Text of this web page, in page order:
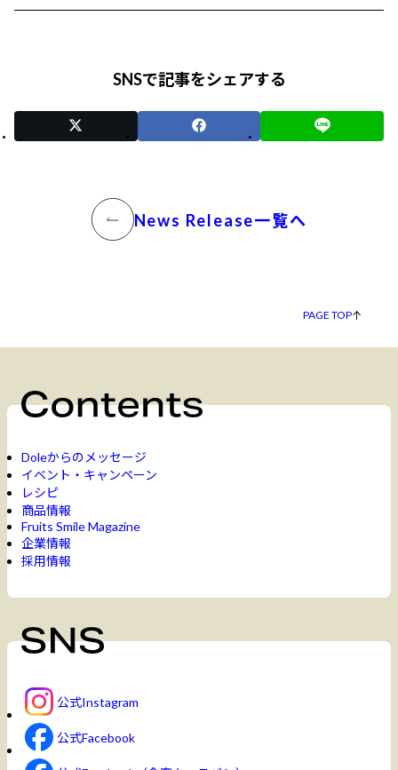
SNSで記事をシェアする
News Release一覧へ
PAGE TOP
Doleからのメッセージ
イベント・キャンペーン
レシピ
商品情報
Fruits Smile Magazine
企業情報
採用情報
公式Instagram
公式Facebook